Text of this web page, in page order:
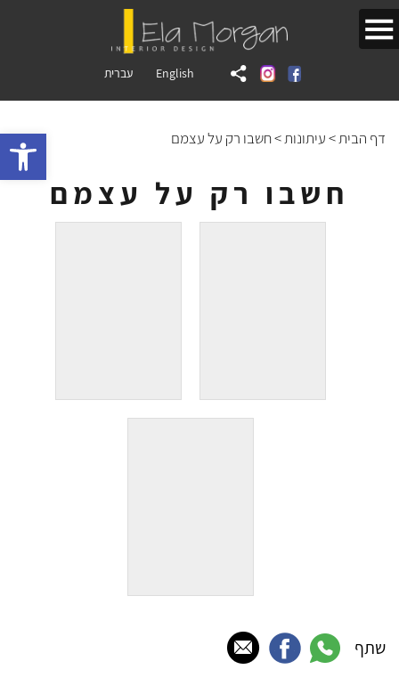
English עברית
דף הבית>עיתונות>חשבו רק על עצמם
חשבו רק על עצמם
שתף